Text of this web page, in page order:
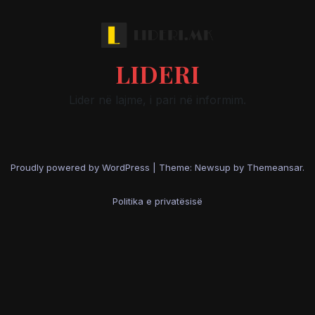
LIDERI
Lider në lajme, i pari në informim.
Proudly powered by WordPress Theme: Newsup by Themeansar.
Politika e privatësisë